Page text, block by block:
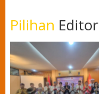
Pilihan Editor